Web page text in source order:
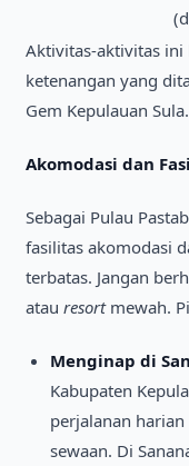
Aktivitas-aktivitas ini
ketenangan yang
Gem Kepulauan Sula.
Akomodasi dan
Sebagai Pulau
fasilitas akomodasi
terbatas. Jangan
atau resortmewah.
Menginap di
Kabupaten
perjalanan
sewaan. Di